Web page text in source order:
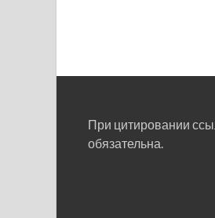
При цитировании
обязательна.